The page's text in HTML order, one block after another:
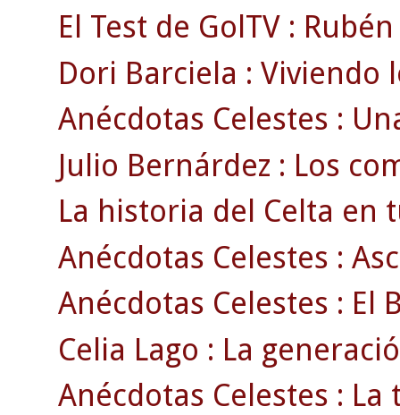
El Test de GolTV :
Dori Barciela :
Anécdotas Celestes :
Julio Bernárdez : Los
La historia del Celta en
Anécdotas Celestes :
Anécdotas Celestes : El
Celia Lago : La
Anécdotas Celestes :